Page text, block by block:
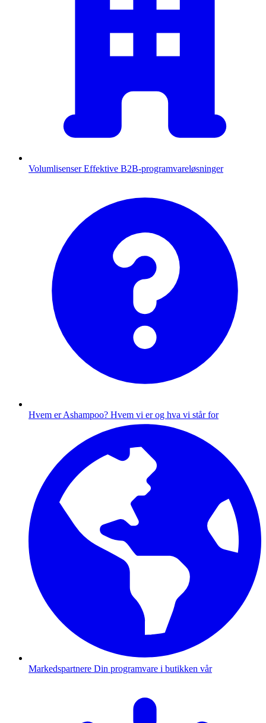
Volumlisenser Effektive B2B-programvareløsninger
Hvem er Ashampoo? Hvem vi er og hva vi står for
Markedspartnere Din programvare i butikken vår